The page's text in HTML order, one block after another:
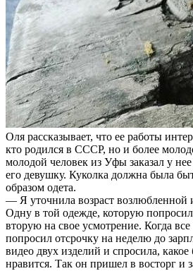
Оля рассказывает, что ее работы
кто родился в СССР, но и более
молодой человек из Уфы заказал у
его девушку. Куколка должна была
образом одета.
— Я уточнила возраст возлюбленной
Одну в той одежде, которую
вторую на свое усмотрение. Когда
попросил отсрочку на неделю до
видео двух изделий и спросила,
нравится. Так он пришел в восторг и